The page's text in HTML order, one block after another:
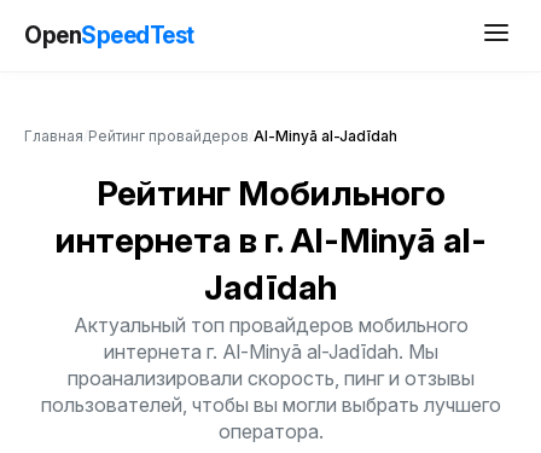
OpenSpeedTest
Главная Рейтинг провайдеров Al-Minyā al-Jadīdah
Рейтинг Мобильного
интернета в г. Al-Minyā al-
Jadīdah
Актуальный топ провайдеров мобильного
интернета г. Al-Minyā al-Jadīdah. Мы
проанализировали скорость, пинг и отзывы
пользователей, чтобы вы могли выбрать лучшего
оператора.